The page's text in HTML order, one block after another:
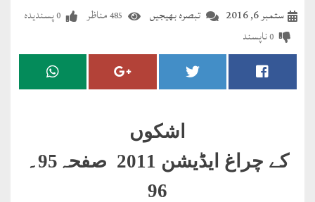
مضطرؔ
دستِ
درعدن
تبصرہ بھیجیں ستمبر 6, 2016 485مناظر 0پسندیدہ
0ناپسند
اشکوں
کے چراغ ایڈیشن 2011 صفحہ95۔
96